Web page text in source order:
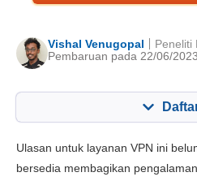
Vishal Venugopal
Pembaruan pada 22/06/2023
Peneliti
fitur utama 5.5
Ulasan untuk layanan VPN ini
bersedia membagikan